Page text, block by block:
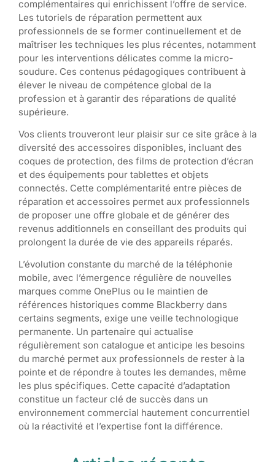
complémentaires qui enrichissent l’offre de service.
Les tutoriels de réparation permettent aux
professionnels de se former continuellement et de
maîtriser les techniques les plus récentes, notamment
pour les interventions délicates comme la micro-
soudure. Ces contenus pédagogiques contribuent à
élever le niveau de compétence global de la
profession et à garantir des réparations de qualité
supérieure.
Vos clients trouveront leur plaisir sur ce site grâce à la
diversité des accessoires disponibles, incluant des
coques de protection, des films de protection d’écran
et des équipements pour tablettes et objets
connectés. Cette complémentarité entre pièces de
réparation et accessoires permet aux professionnels
de proposer une offre globale et de générer des
revenus additionnels en conseillant des produits qui
prolongent la durée de vie des appareils réparés.
L’évolution constante du marché de la téléphonie
mobile, avec l’émergence régulière de nouvelles
marques comme OnePlus ou le maintien de
références historiques comme Blackberry dans
certains segments, exige une veille technologique
permanente. Un partenaire qui actualise
régulièrement son catalogue et anticipe les besoins
du marché permet aux professionnels de rester à la
pointe et de répondre à toutes les demandes, même
les plus spécifiques. Cette capacité d’adaptation
constitue un facteur clé de succès dans un
environnement commercial hautement concurrentiel
où la réactivité et l’expertise font la différence.